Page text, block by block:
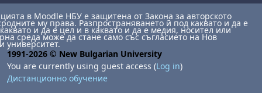
в Moodle НБУ е защитена от Закона за авторското
му права. Разпространяването й под каквато и да е
и да е цел и в каквато и да е медия, носител или
среда може да стане само със съгласието на Нов
университет.
1991-2026 © New Bulgarian University
You are currently using guest access (Log in)
Дистанционно обучение